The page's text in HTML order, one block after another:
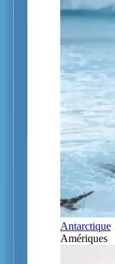
Antarctique
Amériques